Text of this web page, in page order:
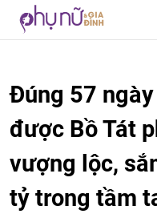
Đúng 57
được Bồ Tát
vượng lộc,
tỷ trong tầm